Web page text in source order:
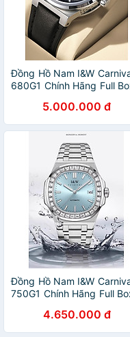
Đồng Hồ Nam I&W
680G1 Chính Hãng Full
Xước Dây Da Cao Cấp BH
NAM
5.000.000 đ
Đồng Hồ Nam I&W
750G1 Chính Hãng Full
Xước Dây Thép Cao Cấp
BH24T (Máy Cơ Tự Động)
4.650.000 đ